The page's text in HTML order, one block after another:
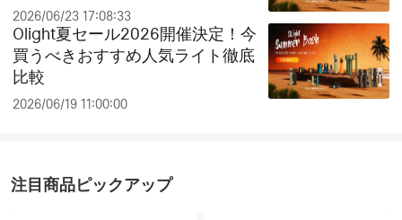
2026/06/23 17:08:33
Olight夏セール2026開催決定！今
買うべきおすすめ人気ライト徹底
比較
2026/06/19 11:00:00
注目商品ピックアップ